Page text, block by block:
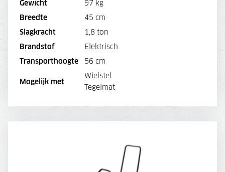
Gewicht 97 kg
Breedte 45 cm
Slagkracht 1,8 ton
Brandstof Elektrisch
Transporthoogte 56 cm
Mogelijk met
Wielstel
TegelmatDIRECT AANVRAGEN